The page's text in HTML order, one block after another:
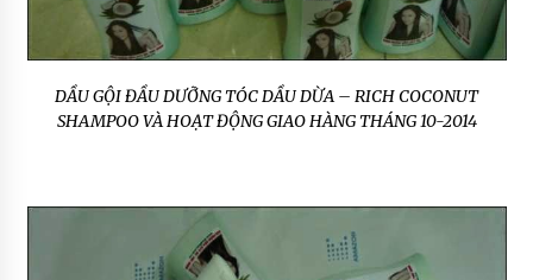
DẦU GỘI ĐẦU DƯỠNG TÓC DẦU DỪA – RICH COCONUT
SHAMPOO VÀ HOẠT ĐỘNG GIAO HÀNG THÁNG 10-2014